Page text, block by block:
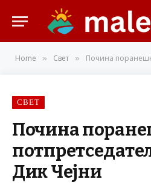
Home » Свет » Почина поранешниот
СВЕТ
Почина
Дик Чејни